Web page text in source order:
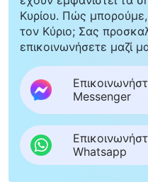
Κυρίου. Πώς
τον Κύριο; Σας
επικοινωνήσετε μαζί
Messenger
Whatsapp